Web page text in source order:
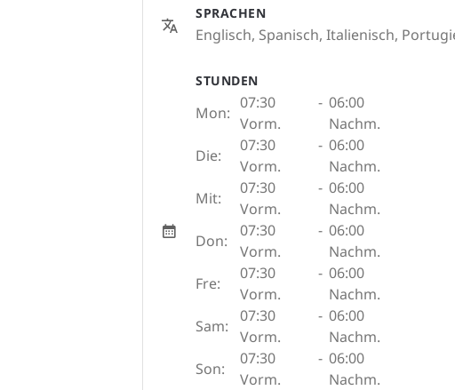
SPRACHEN
Englisch, Spanisch, Italienisch,
STUNDEN
Mon:
07:30
Vorm.
- 06:00
Nachm.
Die:
07:30
Vorm.
- 06:00
Nachm.
Mit:
07:30
Vorm.
- 06:00
Nachm.
Don:
07:30
Vorm.
- 06:00
Nachm.
Fre:
07:30
Vorm.
- 06:00
Nachm.
Sam:
07:30
Vorm.
- 06:00
Nachm.
Son:
07:30
Vorm.
- 06:00
Nachm.